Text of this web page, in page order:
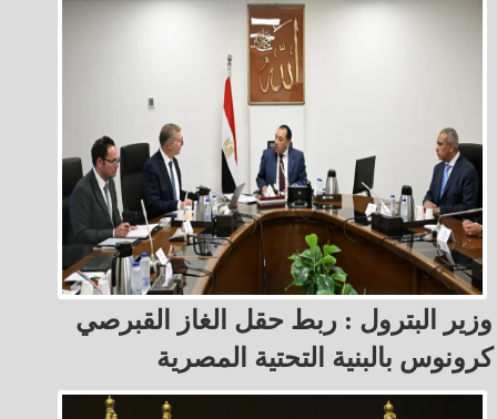
وزير البترول : ربط حقل الغاز القبرصي
كرونوس بالبنية التحتية المصرية